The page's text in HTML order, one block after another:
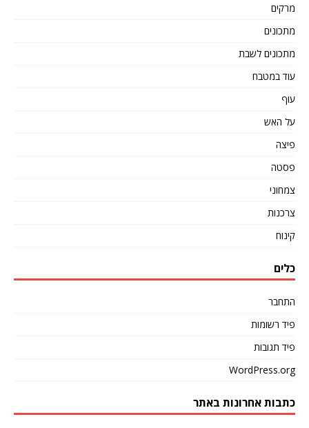
מרקים
מתכונים
מתכונים לשבת
עוד במטבח
עוף
על האש
פיצה
פסטה
צמחוני
צרכנות
קינוח
כלים
התחבר
פיד רשומות
פיד תגובות
WordPress.org
כתבות אחרונות באתר